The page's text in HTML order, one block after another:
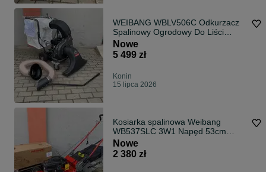
WEIBANG WBLV506C Odkurzacz
Spalinowy Ogrodowy Do Liści
Napęd Mocny
Nowe
5 499 zł
Konin
15 lipca 2026
Kosiarka spalinowa Weibang
WB537SLC 3W1 Napęd 53cm
Loncin 6.5KM 70L
Nowe
2 380 zł